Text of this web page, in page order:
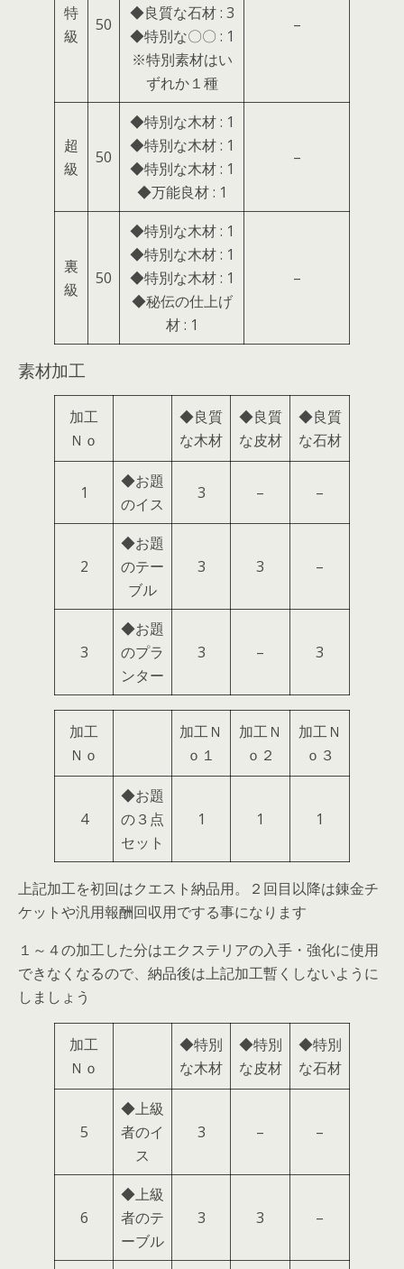
特
級
50
◆良質な石材 : 3
◆特別な〇〇 : 1
※特別素材はい
ずれか１種
–
超
級
50
◆特別な木材 : 1
◆特別な木材 : 1
◆特別な木材 : 1
◆万能良材 : 1
–
裏
級
50
◆特別な木材 : 1
◆特別な木材 : 1
◆特別な木材 : 1
◆秘伝の仕上げ
材 : 1
–
素材加工
加工
Ｎｏ
◆良質
な木材
◆良質
な皮材
◆良質
な石材
1
◆お題
のイス
3 – –
2
◆お題
のテー
ブル
3 3 –
3
◆お題
のプラ
ンター
3 – 3
加工
Ｎｏ
加工Ｎ
ｏ１
加工Ｎ
ｏ２
加工Ｎ
ｏ３
4
◆お題
の３点
セット
1 1 1
上記加工を初回はクエスト納品用。２回目以降は錬金チ
ケットや汎用報酬回収用でする事になります
１～４の加工した分はエクステリアの入手・強化に使用
できなくなるので、納品後は上記加工暫くしないように
しましょう
加工
Ｎｏ
◆特別
な木材
◆特別
な皮材
◆特別
な石材
5
◆上級
者のイ
ス
3 – –
6
◆上級
者のテ
ーブル
3 3 –